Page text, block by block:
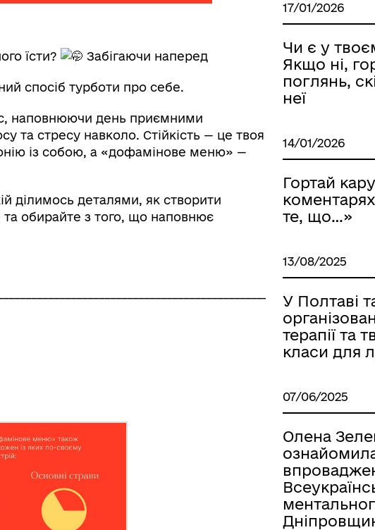
їсти? Забігаючи наперед
спосіб турботи про себе.
наповнюючи день приємними
та стресу навколо. Стійкість — це твоя
із собою, а «дофамінове меню» —
ділимось деталями, як створити
та обирайте з того, що наповнює
17/01/2026
Чи є у
Якщо ні,
поглянь,
неї
14/01/2026
Гортай
те, що…»
13/08/2025
У Полтаві
терапії та
класи для
07/06/2025
Олена